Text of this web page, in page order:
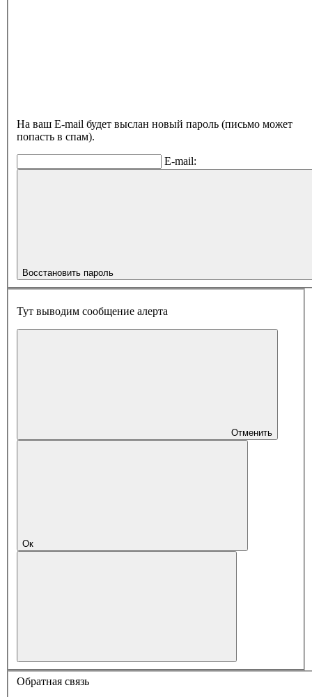
На ваш E-mail будет выслан новый пароль (письмо может
попасть в спам).
E-mail:
Восстановить пароль
Тут выводим сообщение алерта
Отменить
Ок
Обратная связь